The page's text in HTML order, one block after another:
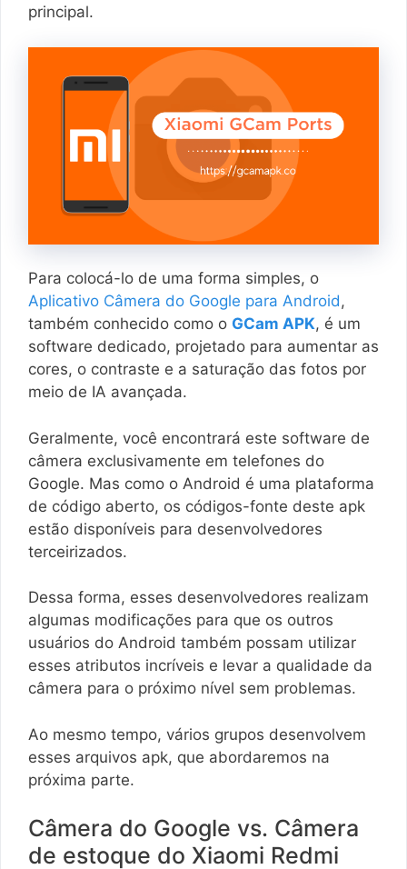
principal.
Para colocá-lo de uma forma simples, o
Aplicativo Câmera do Google para Android,
também conhecido como o GCam APK, é um
software dedicado, projetado para aumentar as
cores, o contraste e a saturação das fotos por
meio de IA avançada.
Geralmente, você encontrará este software de
câmera exclusivamente em telefones do
Google. Mas como o Android é uma plataforma
de código aberto, os códigos-fonte deste apk
estão disponíveis para desenvolvedores
terceirizados.
Dessa forma, esses desenvolvedores realizam
algumas modificações para que os outros
usuários do Android também possam utilizar
esses atributos incríveis e levar a qualidade da
câmera para o próximo nível sem problemas.
Ao mesmo tempo, vários grupos desenvolvem
esses arquivos apk, que abordaremos na
próxima parte.
Câmera do Google vs. Câmera
de estoque do Xiaomi Redmi